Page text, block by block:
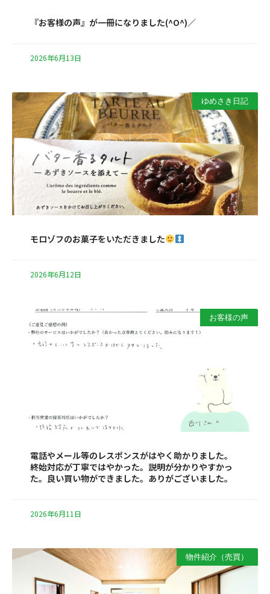
『お客様の声』が一冊になりました(^O^)／
2026年6月13日
ゆめさき日記
モロゾフのお菓子をいただきました
2026年6月12日
お客様の声
電話やメール等のレスポンスがはやく助かりました。
終始対応が丁寧ではやかった。説明が分かりやすかっ
た。良い買い物ができました。ありがございました。
2026年6月11日
物件紹介（売買）